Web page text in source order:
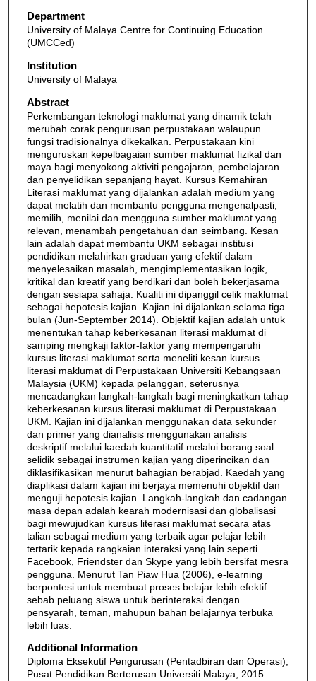
Department
University of Malaya Centre for Continuing Education
(UMCCed)
Institution
University of Malaya
Abstract
Perkembangan teknologi maklumat yang dinamik telah
merubah corak pengurusan perpustakaan walaupun
fungsi tradisionalnya dikekalkan. Perpustakaan kini
menguruskan kepelbagaian sumber maklumat fizikal dan
maya bagi menyokong aktiviti pengajaran, pembelajaran
dan penyelidikan sepanjang hayat. Kursus Kemahiran
Literasi maklumat yang dijalankan adalah medium yang
dapat melatih dan membantu pengguna mengenalpasti,
memilih, menilai dan mengguna sumber maklumat yang
relevan, menambah pengetahuan dan seimbang. Kesan
lain adalah dapat membantu UKM sebagai institusi
pendidikan melahirkan graduan yang efektif dalam
menyelesaikan masalah, mengimplementasikan logik,
kritikal dan kreatif yang berdikari dan boleh bekerjasama
dengan sesiapa sahaja. Kualiti ini dipanggil celik maklumat
sebagai hepotesis kajian. Kajian ini dijalankan selama tiga
bulan (Jun-September 2014). Objektif kajian adalah untuk
menentukan tahap keberkesanan literasi maklumat di
samping mengkaji faktor-faktor yang mempengaruhi
kursus literasi maklumat serta meneliti kesan kursus
literasi maklumat di Perpustakaan Universiti Kebangsaan
Malaysia (UKM) kepada pelanggan, seterusnya
mencadangkan langkah-langkah bagi meningkatkan tahap
keberkesanan kursus literasi maklumat di Perpustakaan
UKM. Kajian ini dijalankan menggunakan data sekunder
dan primer yang dianalisis menggunakan analisis
deskriptif melalui kaedah kuantitatif melalui borang soal
selidik sebagai instrumen kajian yang diperincikan dan
diklasifikasikan menurut bahagian berabjad. Kaedah yang
diaplikasi dalam kajian ini berjaya memenuhi objektif dan
menguji hepotesis kajian. Langkah-langkah dan cadangan
masa depan adalah kearah modernisasi dan globalisasi
bagi mewujudkan kursus literasi maklumat secara atas
talian sebagai medium yang terbaik agar pelajar lebih
tertarik kepada rangkaian interaksi yang lain seperti
Facebook, Friendster dan Skype yang lebih bersifat mesra
pengguna. Menurut Tan Piaw Hua (2006), e-learning
berpontesi untuk membuat proses belajar lebih efektif
sebab peluang siswa untuk berinteraksi dengan
pensyarah, teman, mahupun bahan belajarnya terbuka
lebih luas.
Additional Information
Diploma Eksekutif Pengurusan (Pentadbiran dan Operasi),
Pusat Pendidikan Berterusan Universiti Malaya, 2015